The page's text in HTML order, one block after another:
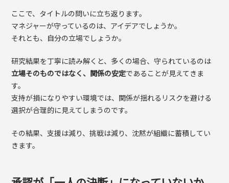
ここで、タイトルの問いに立ち返ります。
マネジャーが守っているのは、アイデアでしょうか。
それとも、自分の立場でしょうか。
研究結果を丁寧に読み解くと、多くの場合、守られているのは
立場そのものではなく、関係の安定であることが見えてきま
す。
支持が損になりやすい環境では、関係が揺れるリスクを避ける
選択が合理的に見えてしまうのです。
その結果、支援は減り、挑戦は減り、沈黙が組織に蓄積してい
きます。